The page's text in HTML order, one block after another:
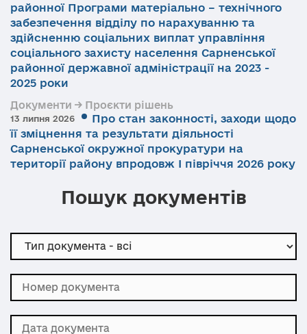
районної Програми матеріально – технічного
забезпечення відділу по нарахуванню та
здійсненню соціальних виплат управління
соціального захисту населення Сарненської
районної державної адміністрації на 2023 -
2025 роки
Документи → Проєкти рішень
13 липня 2026
Про стан законності, заходи щодо
її зміцнення та результати діяльності
Сарненської окружної прокуратури на
території району впродовж І півріччя 2026 року
Пошук документів